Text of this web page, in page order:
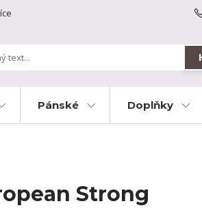
Pánské Doplňky
Strong